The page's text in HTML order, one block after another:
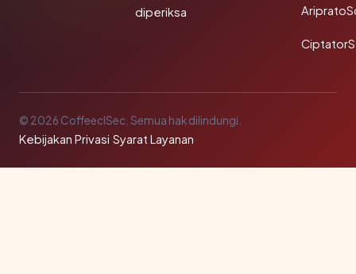
diperiksa
© 2026 CoffeeclSec. Semua hak dilindungi.
Kebijakan Privasi·Syarat Layanan